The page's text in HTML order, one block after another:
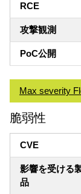
RCE
攻撃観測
PoC公開
Max severity
脆弱性
CVE
影響を受ける
品